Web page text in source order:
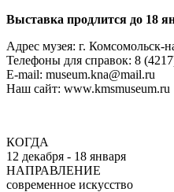
Выставка продлится до 18
Адрес музея: г.
Телефоны для справок: 8
E-mail: museum.kna@mail.ru
Наш сайт: www.kmsmuseum.ru
КОГДА
12 декабря - 18 января
НАПРАВЛЕНИЕ
современное искусство